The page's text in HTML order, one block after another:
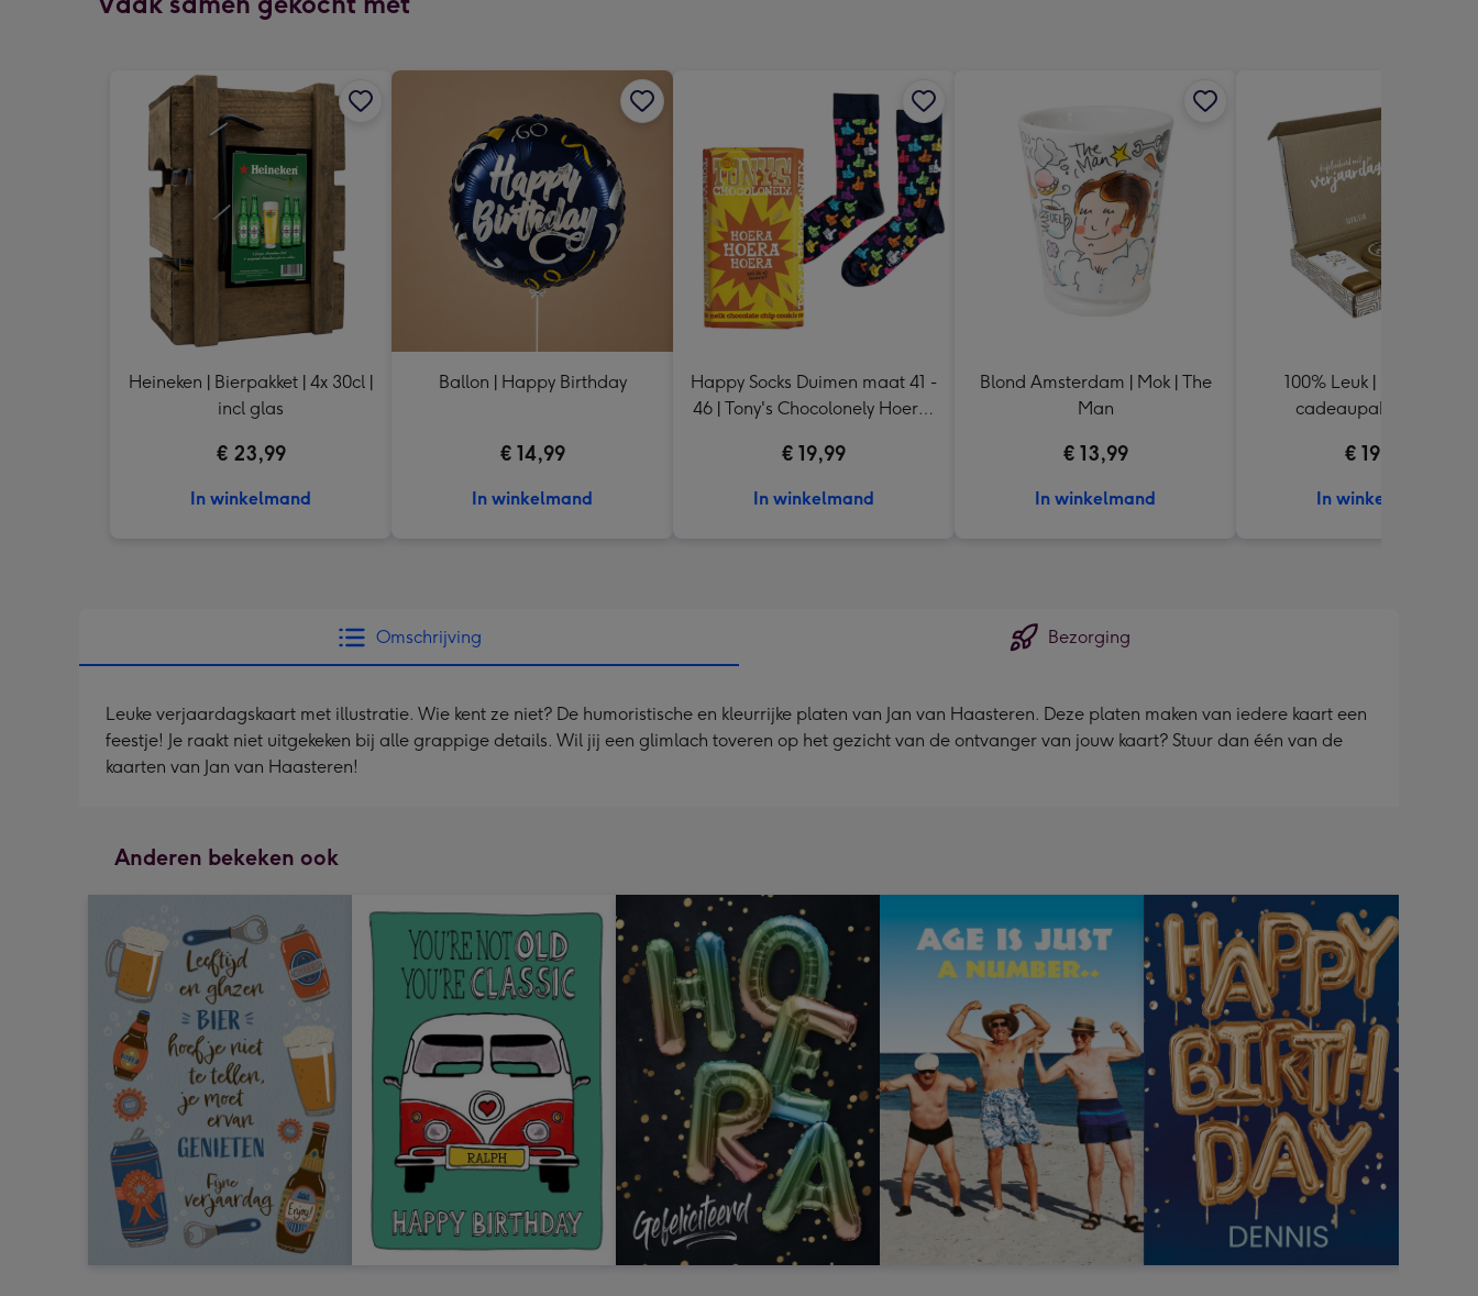
Heineken | Bierpakket | 4x 30cl |
incl glas
€ 23,99
In winkelmand
Ballon | Happy Birthday
€ 14,99
In winkelmand
Happy Socks Duimen maat 41 -
46 | Tony's Chocolonely Hoera,
€ 19,99
In winkelmand
Blond Amsterdam | Mok | The
Man
€ 13,99
In winkelmand
100% Leuk | Brievenbus
cadeaupakket | Fijne
€ 19,95
In winkelmand
Omschrijving Bezorging
Leuke verjaardagskaart met illustratie. Wie kent ze niet? De humoristische en kleurrijke platen van Jan van Haasteren. Deze platen maken van iedere kaart een
feestje! Je raakt niet uitgekeken bij alle grappige details. Wil jij een glimlach toveren op het gezicht van de ontvanger van jouw kaart? Stuur dan één van de
kaarten van Jan van Haasteren!
Anderen bekeken ook